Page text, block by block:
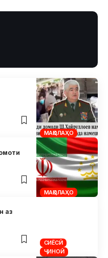
МАҚОЛАҲО
МАҚОЛАҲО
СИЁСӢ
ҶИНОӢ
аз